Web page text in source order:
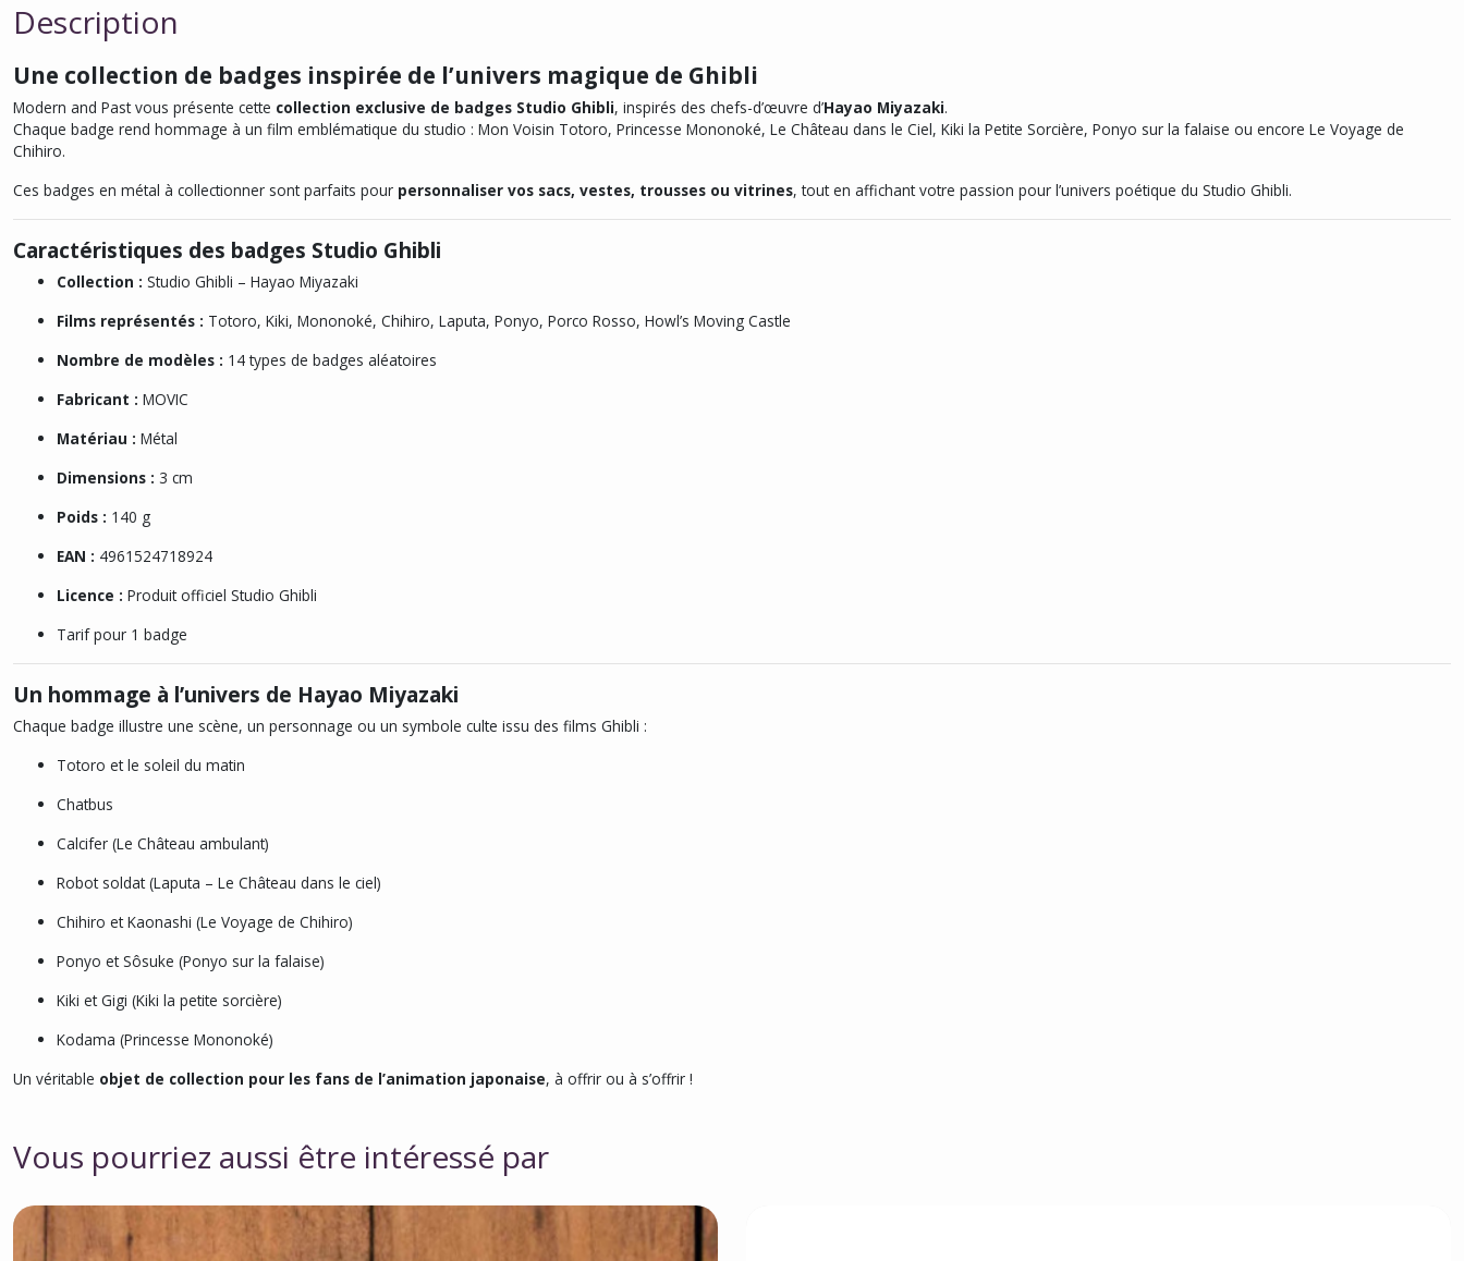
Description
Une collection de badges inspirée de l’univers magique de Ghibli
Modern and Past vous présente cette collection exclusive de badges Studio Ghibli, inspirés des chefs-d’œuvre d’Hayao Miyazaki.
Chaque badge rend hommage à un film emblématique du studio : Mon Voisin Totoro, Princesse Mononoké, Le Château dans le Ciel, Kiki la Petite Sorcière, Ponyo sur la falaise ou encore Le Voyage de
Chihiro.
Ces badges en métal à collectionner sont parfaits pour personnaliser vos sacs, vestes, trousses ou vitrines, tout en affichant votre passion pour l’univers poétique du Studio Ghibli.
Caractéristiques des badges Studio Ghibli
Collection : Studio Ghibli – Hayao Miyazaki
Films représentés : Totoro, Kiki, Mononoké, Chihiro, Laputa, Ponyo, Porco Rosso, Howl’s Moving Castle
Nombre de modèles : 14 types de badges aléatoires
Fabricant : MOVIC
Matériau : Métal
Dimensions : 3 cm
Poids : 140 g
EAN : 4961524718924
Licence : Produit officiel Studio Ghibli
Tarif pour 1 badge
Un hommage à l’univers de Hayao Miyazaki
Chaque badge illustre une scène, un personnage ou un symbole culte issu des films Ghibli :
Totoro et le soleil du matin
Chatbus
Calcifer (Le Château ambulant)
Robot soldat (Laputa – Le Château dans le ciel)
Chihiro et Kaonashi (Le Voyage de Chihiro)
Ponyo et Sôsuke (Ponyo sur la falaise)
Kiki et Gigi (Kiki la petite sorcière)
Kodama (Princesse Mononoké)
Un véritable objet de collection pour les fans de l’animation japonaise, à offrir ou à s’offrir !
Vous pourriez aussi être intéressé par